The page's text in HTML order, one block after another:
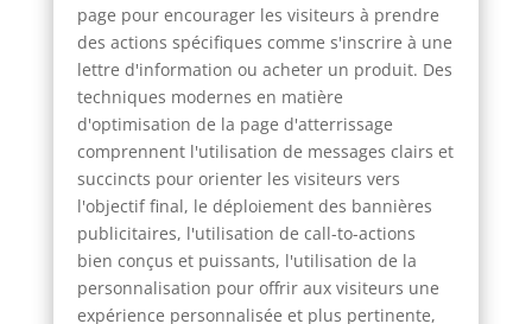
page pour encourager les visiteurs à prendre
des actions spécifiques comme s'inscrire à une
lettre d'information ou acheter un produit. Des
techniques modernes en matière
d'optimisation de la page d'atterrissage
comprennent l'utilisation de messages clairs et
succincts pour orienter les visiteurs vers
l'objectif final, le déploiement des bannières
publicitaires, l'utilisation de call-to-actions
bien conçus et puissants, l'utilisation de la
personnalisation pour offrir aux visiteurs une
expérience personnalisée et plus pertinente,